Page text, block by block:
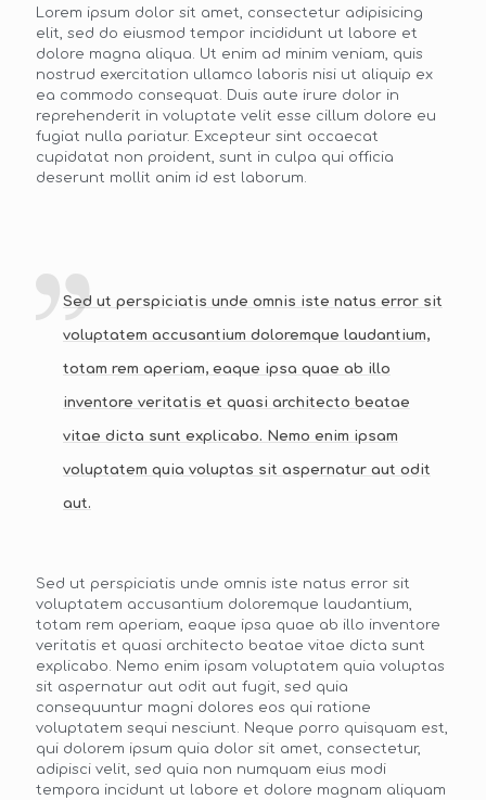
Lorem ipsum dolor sit amet, consectetur adipisicing
elit, sed do eiusmod tempor incididunt ut labore et
dolore magna aliqua. Ut enim ad minim veniam, quis
nostrud exercitation ullamco laboris nisi ut aliquip ex
ea commodo consequat. Duis aute irure dolor in
reprehenderit in voluptate velit esse cillum dolore eu
fugiat nulla pariatur. Excepteur sint occaecat
cupidatat non proident, sunt in culpa qui officia
deserunt mollit anim id est laborum.
Sed ut perspiciatis unde omnis iste natus error sit
voluptatem accusantium doloremque laudantium,
totam rem aperiam, eaque ipsa quae ab illo
inventore veritatis et quasi architecto beatae
vitae dicta sunt explicabo. Nemo enim ipsam
voluptatem quia voluptas sit aspernatur aut odit
aut.
Sed ut perspiciatis unde omnis iste natus error sit
voluptatem accusantium doloremque laudantium,
totam rem aperiam, eaque ipsa quae ab illo inventore
veritatis et quasi architecto beatae vitae dicta sunt
explicabo. Nemo enim ipsam voluptatem quia voluptas
sit aspernatur aut odit aut fugit, sed quia
consequuntur magni dolores eos qui ratione
voluptatem sequi nesciunt. Neque porro quisquam est,
qui dolorem ipsum quia dolor sit amet, consectetur,
adipisci velit, sed quia non numquam eius modi
tempora incidunt ut labore et dolore magnam aliquam